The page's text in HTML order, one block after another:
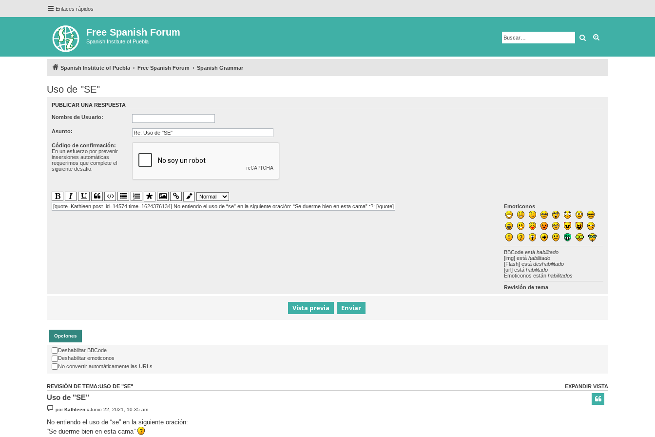
Enlaces rápidos
Free Spanish Forum
Spanish Institute of Puebla Buscar
Spanish Institute of Puebla Free Spanish Forum Spanish Grammar
Uso de "SE"
PUBLICAR UNA RESPUESTA
Nombre de Usuario:
Asunto:
Código de confirmación:
En un esfuerzo por prevenir
insersiones automáticas
requerimos que complete el
siguiente desafio.
Emoticonos
BBCode estáhabilitado
[img] estáhabilitado
[Flash] estádeshabilitado
[url] estáhabilitado
Emoticonos estánhabilitados
Revisión de tema
[quote=Kathleen post_id=14574 time=1624376134] No entiendo el uso de “se” en la siguiente oración: “Se duerme bien en esta cama” :?: [/quote]
Opciones
Deshabilitar BBCode
Deshabilitar emoticonos
No convertir automáticamente las URLs
EXPANDIR VISTA
REVISIÓN DE TEMA:USO DE "SE"
Uso de "SE"
porKathleen »Junio 22, 2021, 10:35 am
No entiendo el uso de “se” en la siguiente oración:
“Se duerme bien en esta cama”